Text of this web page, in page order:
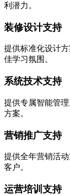
利潜力。
装修设计支持
提供标准化设计
佳学习氛围。
系统技术支持
提供专属智能管
方案。
营销推广支持
提供全年营销活
客户。
运营培训支持